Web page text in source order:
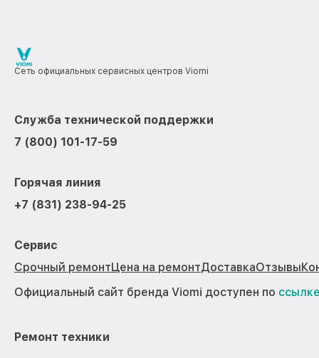
Сеть официальных сервисных центров Viomi
Служба технической поддержки
7 (800) 101-17-59
Горячая линия
+7 (831) 238-94-25
Сервис
Срочный ремонтЦена на ремонтДоставкаОтзывы
Официальный сайт бренда Viomi доступен по
Ремонт техники